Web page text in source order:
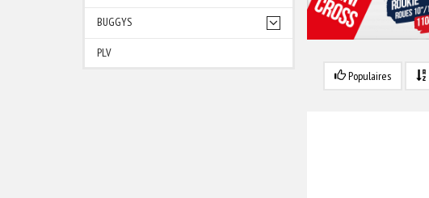
BUGGYS
PLV
Populaires